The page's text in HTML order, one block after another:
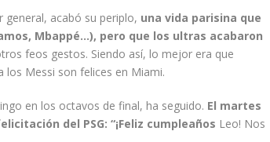
acabó su periplo, una vida parisina que
Mbappé…), pero que los ultras acabaron
feos gestos. Siendo así, lo mejor era que
los Messi son felices en Miami.
en los octavos de final, ha seguido. El martes
del PSG: “¡Feliz cumpleaños Leo! Nos